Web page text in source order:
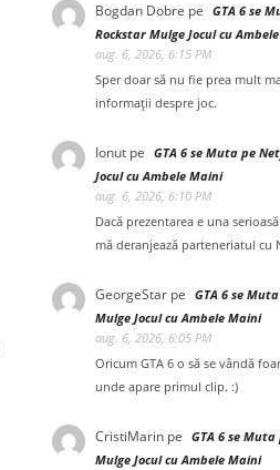
Bogdan Dobre pe GTA 6 se
Rockstar Mulge Jocul cu
aug. 6, 2026, 6:15 PM
Sper doar să nu fie prea mult
informații despre joc.
Ionut pe GTA 6 se Muta pe
Jocul cu Ambele Maini
aug. 6, 2026, 6:10 PM
Dacă prezentarea e una
mă deranjează parteneriatul cu
GeorgeStar pe GTA 6 se
Mulge Jocul cu Ambele Maini
aug. 6, 2026, 6:05 PM
Oricum GTA 6 o să se vândă
unde apare primul clip. :)
CristiMarin pe GTA 6 se
Mulge Jocul cu Ambele Maini